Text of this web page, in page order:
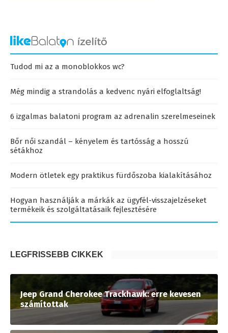
Tudod mi az a monoblokkos wc?
Még mindig a strandolás a kedvenc nyári elfoglaltság!
6 izgalmas balatoni program az adrenalin szerelmeseinek
Bőr női szandál – kényelem és tartósság a hosszú
sétákhoz
Modern ötletek egy praktikus fürdőszoba kialakításához
Hogyan használják a márkák az ügyfél-visszajelzéseket
termékeik és szolgáltatásaik fejlesztésére
LEGFRISSEBB CIKKEK
Jeep Grand Cherokee Trackhawk: erre kevesen
számítottak